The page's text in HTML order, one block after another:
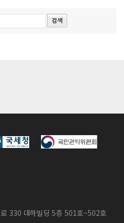
330 대하빌딩 5층 501호~502호